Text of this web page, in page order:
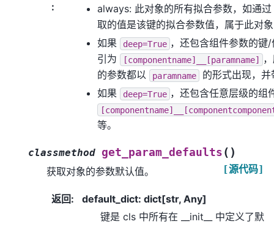
:
always: 此对象的所有拟合参数，如通过
取的值是该键的拟合参数值，属于此对象
如果
deep=True ，还包含组件参数的键
引为
[componentname]__[paramname]
的参数都以
paramname
的形式出现，
如果
deep=True ，还包含任意层级的组
等。
classmethod get_param_defaults ( )
[源代码]
获取对象的参数默认值。
返回:
default_dict: dict[str, Any]
键是 cls 中所有在 __init__ 中定义了默